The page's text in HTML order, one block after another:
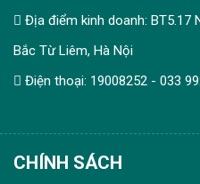
Địa điểm kinh doanh: BT5.17
Bắc Từ Liêm, Hà Nội
Điện thoại: 19008252 - 033
CHÍNH SÁCH